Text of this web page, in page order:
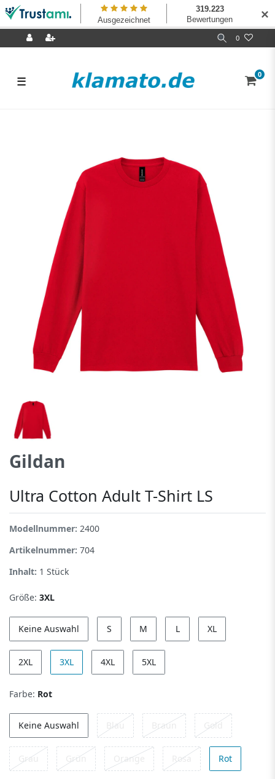
0
☰ 0
Gildan
Ultra Cotton Adult T-Shirt LS
Modellnummer: 2400
Artikelnummer: 704
Inhalt: 1 Stück
Größe: 3XL
Keine Auswahl S M L XL
2XL 3XL 4XL 5XL
Farbe: Rot
Keine Auswahl Blau Braun Gold
Grau Grün Orange Rosa Rot
✕